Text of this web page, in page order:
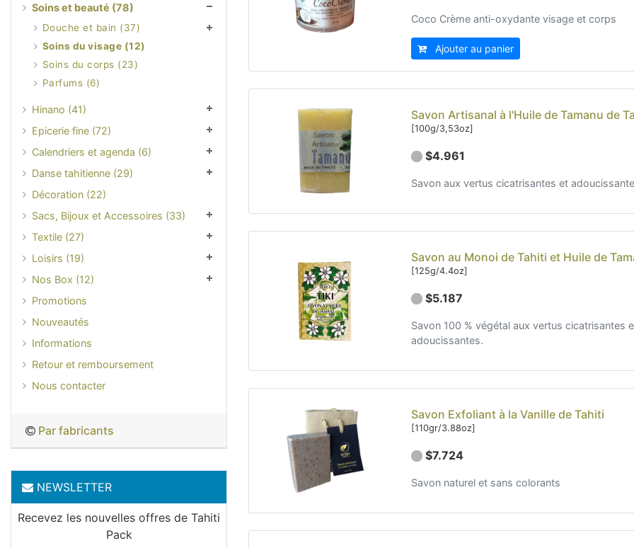
Coco Crème anti-oxydante visage et corps
Ajouter au panier
Savon Artisanal à l'Huile de Tamanu de
[100g/3,53oz]
$4.961
Savon aux vertus cicatrisantes et
Savon au Monoi de Tahiti et Huile de
[125g/4.4oz]
$5.187
Savon 100 % végétal aux vertus cicatrisantes
adoucissantes.
Savon Exfoliant à la Vanille de Tahiti
[110gr/3.88oz]
$7.724
Savon naturel et sans colorants
Soins et beauté (78)
Douche et bain (37)
Soins du visage (12)
Soins du corps (23)
Parfums (6)
Hinano (41)
Epicerie fine (72)
Calendriers et agenda (6)
Danse tahitienne (29)
Décoration (22)
Sacs, Bijoux et Accessoires (33)
Textile (27)
Loisirs (19)
Nos Box (12)
Promotions
Nouveautés
Informations
Retour et remboursement
Nous contacter
Par fabricants
NEWSLETTER
Recevez les nouvelles offres de Tahiti
Pack